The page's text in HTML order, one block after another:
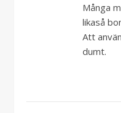
Många
likaså
Att
dumt.